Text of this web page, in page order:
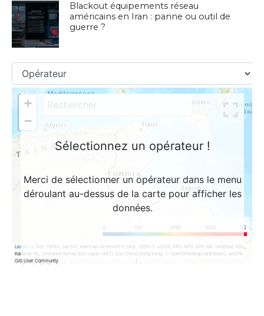
Blackout équipements réseau
américains en Iran : panne ou outil de
guerre ?